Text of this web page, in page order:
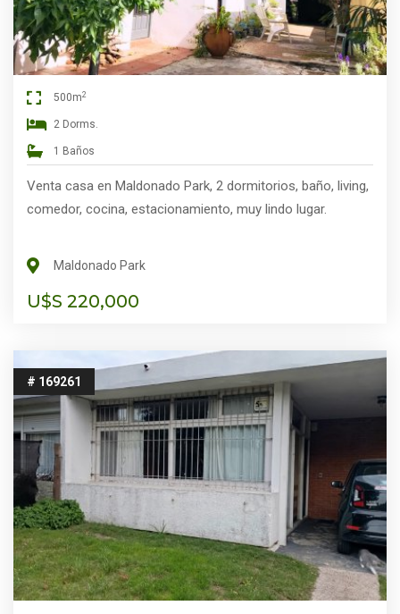
500m2
2 Dorms.
1 Baños
Venta casa en Maldonado Park, 2 dormitorios, baño, living,
comedor, cocina, estacionamiento, muy lindo lugar.
Maldonado Park
U$S 220,000
# 169261